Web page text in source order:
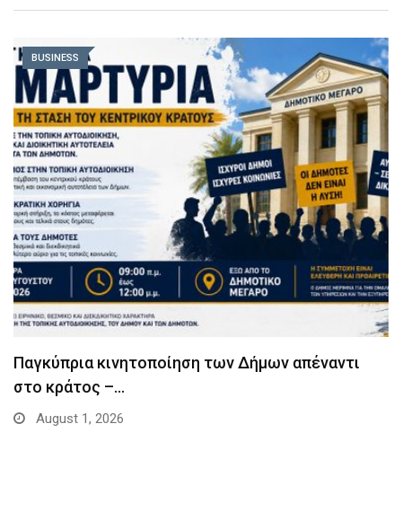
BUSINESS
Παγκύπρια κινητοποίηση των Δήμων απέναντι
στο κράτος –…
August 1, 2026